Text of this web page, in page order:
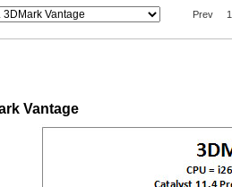
Prev 1
Vantage